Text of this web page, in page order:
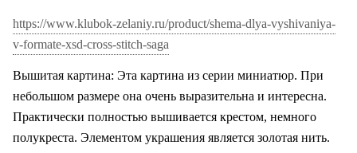
https://www.klubok-zelaniy.ru/product/shema-dlya-vyshivaniya-
v-formate-xsd-cross-stitch-saga
Вышитая картина: Эта картина из серии миниатюр. При
небольшом размере она очень выразительна и интересна.
Практически полностью вышивается крестом, немного
полукреста. Элементом украшения является золотая нить.